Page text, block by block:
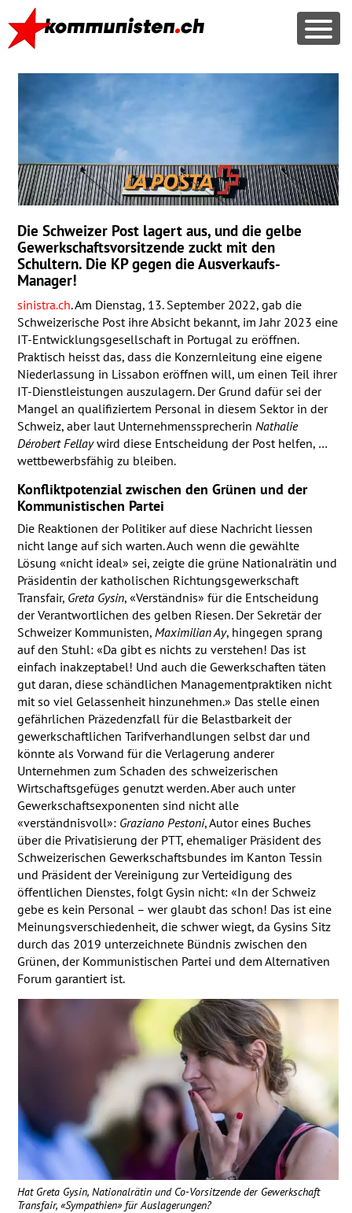
Die Schweizer Post lagert aus, und die gelbe
Gewerkschaftsvorsitzende zuckt mit den
Schultern. Die KP gegen die Ausverkaufs-
Manager!
sinistra.ch. Am Dienstag, 13. September 2022, gab die
Schweizerische Post ihre Absicht bekannt, im Jahr 2023 eine
IT-Entwicklungsgesellschaft in Portugal zu eröffnen.
Praktisch heisst das, dass die Konzernleitung eine eigene
Niederlassung in Lissabon eröffnen will, um einen Teil ihrer
IT-Dienstleistungen auszulagern. Der Grund dafür sei der
Mangel an qualifiziertem Personal in diesem Sektor in der
Schweiz, aber laut Unternehmenssprecherin Nathalie
Dérobert Fellaywird diese Entscheidung der Post helfen, …
wettbewerbsfähig zu bleiben.
Konfliktpotenzial zwischen den Grünen und der
Kommunistischen Partei
Die Reaktionen der Politiker auf diese Nachricht liessen
nicht lange auf sich warten. Auch wenn die gewählte
Lösung «nicht ideal» sei, zeigte die grüne Nationalrätin und
Präsidentin der katholischen Richtungsgewerkschaft
Transfair, Greta Gysin, «Verständnis» für die Entscheidung
der Verantwortlichen des gelben Riesen. Der Sekretär der
Schweizer Kommunisten, Maximilian Ay, hingegen sprang
auf den Stuhl: «Da gibt es nichts zu verstehen! Das ist
einfach inakzeptabel! Und auch die Gewerkschaften täten
gut daran, diese schändlichen Managementpraktiken nicht
mit so viel Gelassenheit hinzunehmen.» Das stelle einen
gefährlichen Präzedenzfall für die Belastbarkeit der
gewerkschaftlichen Tarifverhandlungen selbst dar und
könnte als Vorwand für die Verlagerung anderer
Unternehmen zum Schaden des schweizerischen
Wirtschaftsgefüges genutzt werden. Aber auch unter
Gewerkschaftsexponenten sind nicht alle
«verständnisvoll»: Graziano Pestoni, Autor eines Buches
über die Privatisierung der PTT, ehemaliger Präsident des
Schweizerischen Gewerkschaftsbundes im Kanton Tessin
und Präsident der Vereinigung zur Verteidigung des
öffentlichen Dienstes, folgt Gysin nicht: «In der Schweiz
gebe es kein Personal – wer glaubt das schon! Das ist eine
Meinungsverschiedenheit, die schwer wiegt, da Gysins Sitz
durch das 2019 unterzeichnete Bündnis zwischen den
Grünen, der Kommunistischen Partei und dem Alternativen
Forum garantiert ist.
Hat Greta Gysin, Nationalrätin und Co-Vorsitzende der Gewerkschaft
Transfair, «Sympathien» für Auslagerungen?